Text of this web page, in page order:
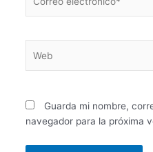
electrónico*
Guarda mi nombre,
navegador para la próxima